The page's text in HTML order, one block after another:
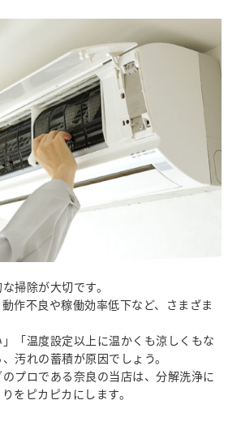
掃除が大切です。
作不良や稼働効率低下など、さまざま
「温度設定以上に温かくも涼しくもな
汚れの蓄積が原因でしょう。
プロである奈良の当店は、分解洗浄に
をピカピカにします。